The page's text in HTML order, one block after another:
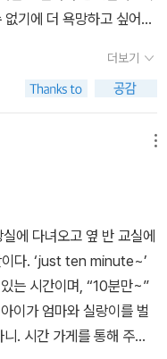
청 숨막혔는데, 엄마도 그
하나가 막히자 나머지도
제를 풀고 있는데 말이지
나를 낙오자 취급 했잖아
던 거죠. 나는 시간을 사
. 교실 안의 모든 것이 멈
일 수 있는 건 나뿐이거든
에 올백을 맞았죠. 당연히
문제를 틀렸대요. 난 정말
만 크게 문제 삼지도 않았
전학 오기 전 내 단짝 친
아요. 다현이에게 이 소
기에 더 욕망하고 싶어지
으면 모르겠지만, 시험공
더욱 시험이 두려워진다.
머신 기계를 타고 하루 전
치를 수 있었으면 하는
이다. 시험지가 돌려질 때
만들걸 하는 생각도 들
떨리는 순간은 지금도 기
아무 것도 아닌데 시험볼
시간가게가 있다면, 나
과 행복한 기억을 바꿀
안볼 줄 알았다. 그러나
르며 인생의 반을 지나왔
더보기
에 다녀오고 옆 반 교실에
이다. ‘just ten minute~’
는 시간이며, “10분만~”
이가 엄마와 실랑이를 벌
. 시간 가게를 통해 주인